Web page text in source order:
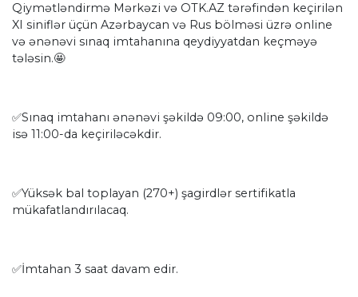
Qiymətləndirmə Mərkəzi və OTK.AZ tərəfindən keçirilən
XI siniflər üçün Azərbaycan və Rus bölməsi üzrə online
və ənənəvi sınaq imtahanına qeydiyyatdan keçməyə
tələsin.🤩
✅Sınaq imtahanı ənənəvi şəkildə 09:00, online şəkildə
isə 11:00-da keçiriləcəkdir.
✅Yüksək bal toplayan (270+) şagirdlər sertifikatla
mükafatlandırılacaq.
✅İmtahan 3 saat davam edir.